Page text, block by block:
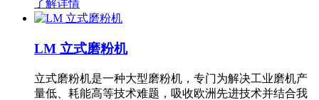
了解详情
LM 立式磨粉机
立式磨粉机是一种大型磨粉机，专门为解决工业磨机产
量低、耗能高等技术难题，吸收欧洲先进技术并结合我